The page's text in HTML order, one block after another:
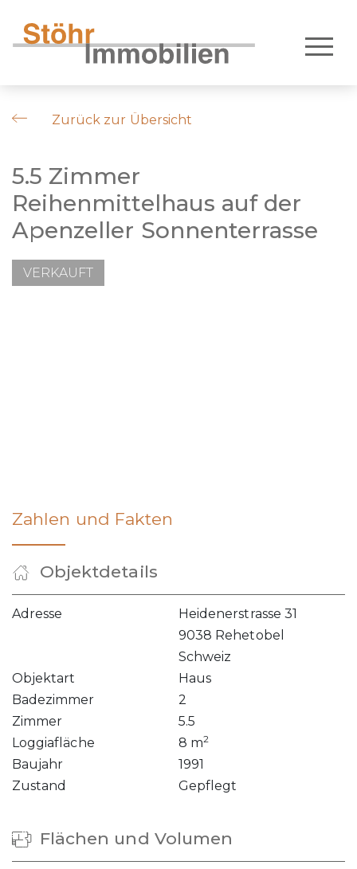
Zurück zur Übersicht
5.5 Zimmer
Reihenmittelhaus auf der
Apenzeller Sonnenterrasse
VERKAUFT
Zahlen und Fakten
Objektdetails
Adresse
Heidenerstrasse 31
9038 Rehetobel
Schweiz
Objektart
Haus
Badezimmer
2
Zimmer
5.5
Loggiafläche
8 m2
Baujahr
1991
Zustand
Gepflegt
Flächen und Volumen